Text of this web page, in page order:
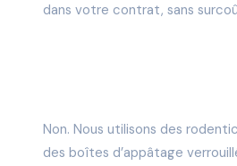
dans votre contrat, sans
Non. Nous utilisons des
des boîtes d’appâtage